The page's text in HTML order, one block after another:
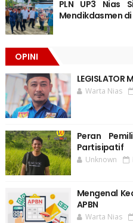
PLN UP3 Nias
Mendikdasmen di
OPINI
LEGISLATOR
Warta Nias
Peran
Partisipatif
Unknown
Mengenal
APBN
Warta Nias